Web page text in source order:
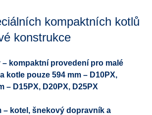
kompaktních kotlů
konstrukce
– kompaktní provedení pro malé
kotle pouze 594 mm – D10PX,
– D15PX, D20PX, D25PX
– kotel, šnekový dopravník a